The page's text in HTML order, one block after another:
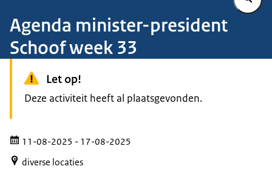
Agenda minister-president
Schoof week 33
Let op!
Deze activiteit heeft al plaatsgevonden.
11-08-2025 - 17-08-2025
diverse locaties